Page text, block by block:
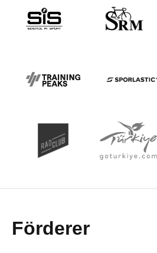
Förderer